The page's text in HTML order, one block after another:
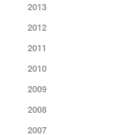
2013
2012
2011
2010
2009
2008
2007